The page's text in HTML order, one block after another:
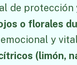
de protección
o florales
y
(limón,